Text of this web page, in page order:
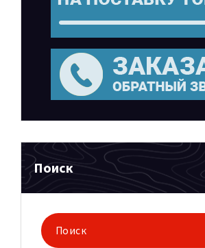
Поиск
Поиск
для: